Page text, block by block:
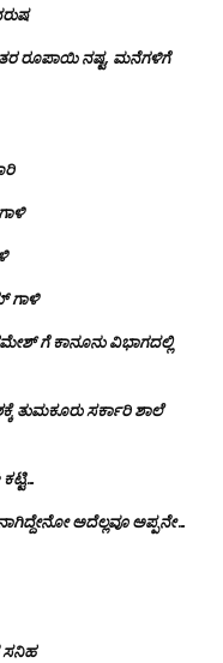
ರೂಪಾಯಿ ನಷ್ಟ, ಮನೆಗಳಿಗೆ
ಗಾಳಿ
ಗೆ ಕಾನೂನು ವಿಭಾಗದಲ್ಲಿ
ತುಮಕೂರು ಸರ್ಕಾರಿ ಶಾಲೆ
ಅದೆಲ್ಲವೂ ಅಪ್ಪನೇ…
ಸನಿಹ